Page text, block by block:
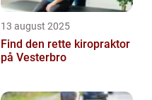
13 august 2025
Find den rette kiropraktor
på Vesterbro